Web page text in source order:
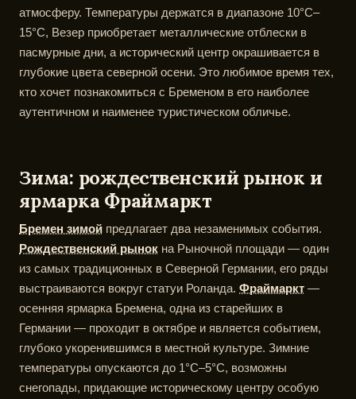
атмосферу. Температуры держатся в диапазоне 10°C–
15°C, Везер приобретает металлические отблески в
пасмурные дни, а исторический центр окрашивается в
глубокие цвета северной осени. Это любимое время тех,
кто хочет познакомиться с Бременом в его наиболее
аутентичном и наименее туристическом обличье.
Зима: рождественский рынок и
ярмарка Фраймаркт
Бремен зимой предлагает два незаменимых события.
Рождественский рынок на Рыночной площади — один
из самых традиционных в Северной Германии, его ряды
выстраиваются вокруг статуи Роланда. Фраймаркт —
осенняя ярмарка Бремена, одна из старейших в
Германии — проходит в октябре и является событием,
глубоко укоренившимся в местной культуре. Зимние
температуры опускаются до 1°C–5°C, возможны
снегопады, придающие историческому центру особую